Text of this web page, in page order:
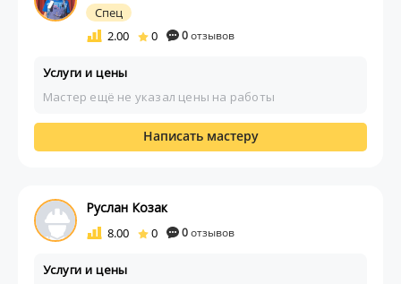
Спец
2.00
0 0отзывов
Услуги и цены
Мастер ещё не указал цены на работы
Написать мастеру
Руслан Козак
8.00 0 0отзывов
Услуги и цены